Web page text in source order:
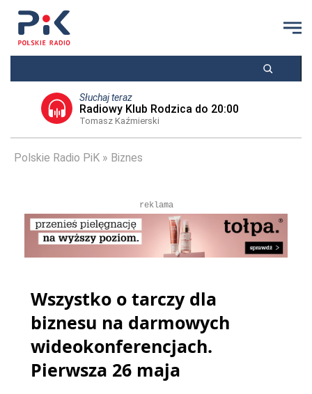
Słuchaj teraz
Radiowy Klub Rodzica do 20:00
Tomasz Kaźmierski
Polskie Radio PiK Biznes
reklama
Wszystko o tarczy dla
biznesu na darmowych
wideokonferencjach.
Pierwsza 26 maja